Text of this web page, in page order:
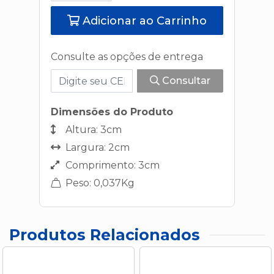
Adicionar ao Carrinho
Consulte as opções de entrega
Consultar
Dimensões do Produto
Altura: 3cm
Largura: 2cm
Comprimento: 3cm
Peso: 0,037Kg
Produtos Relacionados